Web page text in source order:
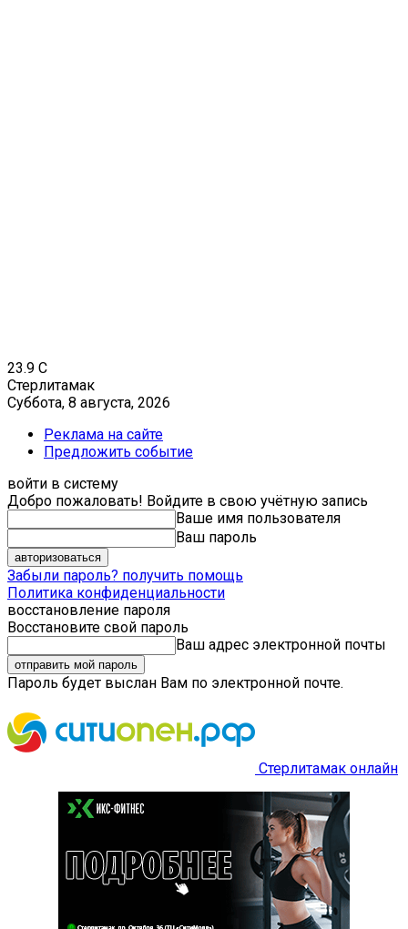
23.9 C
Стерлитамак
Суббота, 8 августа, 2026
Реклама на сайте
Предложить событие
войти в систему
Добро пожаловать! Войдите в свою учётную запись
Ваше имя пользователя
Ваш пароль
Забыли пароль? получить помощь
Политика конфиденциальности
восстановление пароля
Восстановите свой пароль
Ваш адрес электронной почты
Пароль будет выслан Вам по электронной почте.
Стерлитамак онлайн